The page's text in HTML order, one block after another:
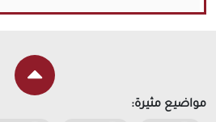
مواضيع مثيرة: